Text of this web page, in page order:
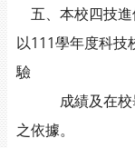
五、本校四技進
以111學年度科技
驗
成績及在校畢
之依據。